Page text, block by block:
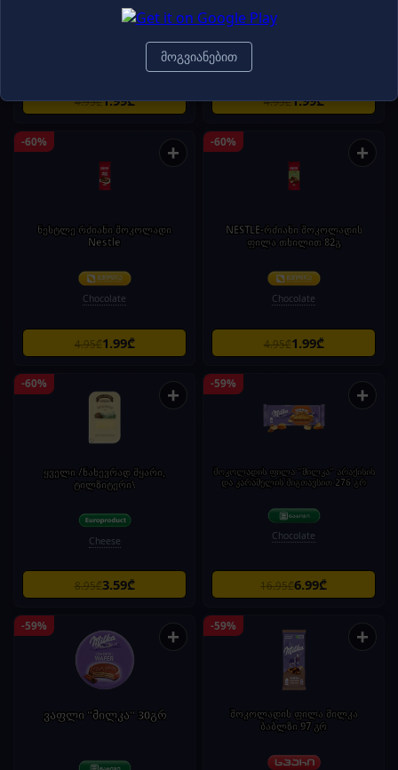
4.95₾1.99₾ 4.95₾1.99₾
-60% +
ნესტლე რძიანი შოკოლადი
Nestle
Chocolate
4.95₾1.99₾
-60% +
NESTLE-რძიანი შოკოლადის
ფილა თხილით 82გ
Chocolate
4.95₾1.99₾
-60% +
ყველი /ნახევრად მყარი,
ტილზიტერი\
Cheese
8.95₾3.59₾
-59% +
შოკოლადის ფილა "მილკა" არაქისის
და კარამელის შიგთავსით 276 გრ
Chocolate
16.95₾6.99₾
-59% +
ვაფლი "მილკა" 30გრ
-59% +
შოკოლადის ფილა მილკა
ბაბლზი 97 გრ
მოგვიანებით